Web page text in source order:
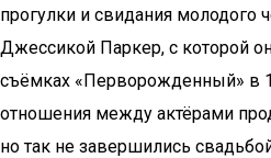
прогулки и свидания молодого
Джессикой Паркер, с которой
съёмках «Перворожденный» в
отношения между актёрами
но так не завершились